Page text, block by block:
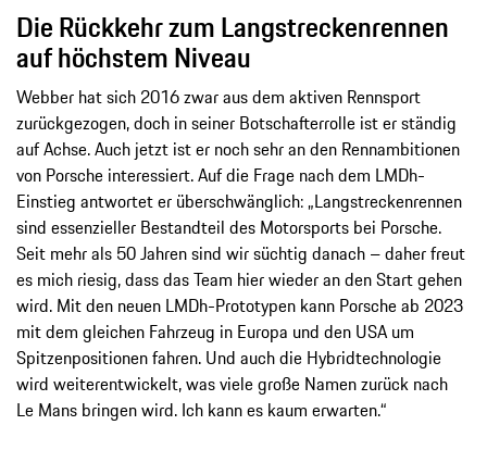
Die Rückkehr zum Langstreckenrennen
auf höchstem Niveau
Webber hat sich 2016 zwar aus dem aktiven Rennsport
zurückgezogen, doch in seiner Botschafterrolle ist er ständig
auf Achse. Auch jetzt ist er noch sehr an den Rennambitionen
von Porsche interessiert. Auf die Frage nach dem LMDh-
Einstieg antwortet er überschwänglich: „Langstreckenrennen
sind essenzieller Bestandteil des Motorsports bei Porsche.
Seit mehr als 50 Jahren sind wir süchtig danach – daher freut
es mich riesig, dass das Team hier wieder an den Start gehen
wird. Mit den neuen LMDh-Prototypen kann Porsche ab 2023
mit dem gleichen Fahrzeug in Europa und den USA um
Spitzenpositionen fahren. Und auch die Hybridtechnologie
wird weiterentwickelt, was viele große Namen zurück nach
Le Mans bringen wird. Ich kann es kaum erwarten.“